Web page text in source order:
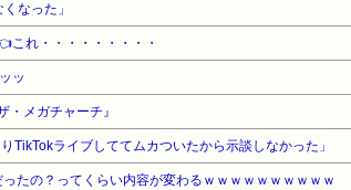
なった」
これ・・・・・・・・・
ッ
・メガチャーチ』
TikTokライブしててムカついたから示談しなかった」
たの？ってくらい内容が変わるｗｗｗｗｗｗｗｗｗｗ